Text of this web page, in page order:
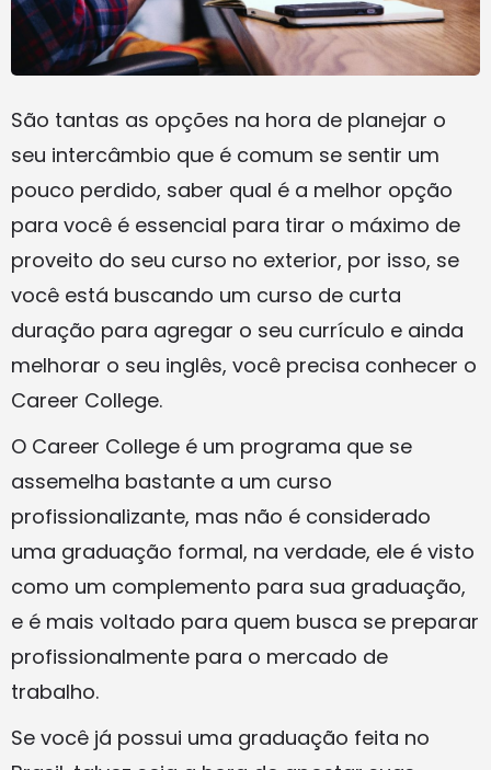
São tantas as opções na hora de planejar o
seu intercâmbio que é comum se sentir um
pouco perdido, saber qual é a melhor opção
para você é essencial para tirar o máximo de
proveito do seu curso no exterior, por isso, se
você está buscando um curso de curta
duração para agregar o seu currículo e ainda
melhorar o seu inglês, você precisa conhecer o
Career College.
O Career College é um programa que se
assemelha bastante a um curso
profissionalizante, mas não é considerado
uma graduação formal, na verdade, ele é visto
como um complemento para sua graduação,
e é mais voltado para quem busca se preparar
profissionalmente para o mercado de
trabalho.
Se você já possui uma graduação feita no